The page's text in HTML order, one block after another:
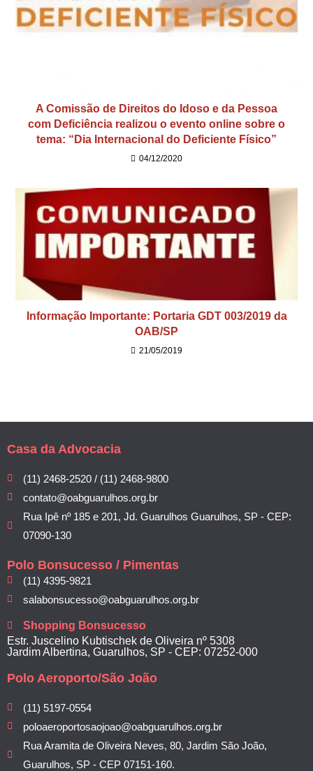
A Comissão de Direitos do Idoso e da Pessoa
com Deficiência realizou o evento online sobre o
tema: “Dia Internacional do Deficiente Físico”
04/12/2020
Informação Importante: Portaria GDT 003/2019 da
OAB/SP
21/05/2019
Casa da Advocacia
(11) 2468-2520 / (11) 2468-9800
contato@oabguarulhos.org.br
Rua Ipê nº 185 e 201, Jd. Guarulhos Guarulhos, SP - CEP:
07090-130
Polo Bonsucesso / Pimentas
(11) 4395-9821
salabonsucesso@oabguarulhos.org.br
Shopping Bonsucesso
Estr. Juscelino Kubtischek de Oliveira nº 5308
Jardim Albertina, Guarulhos, SP - CEP: 07252-000
Polo Aeroporto/São João
(11) 5197-0554
poloaeroportosaojoao@oabguarulhos.org.br
Rua Aramita de Oliveira Neves, 80, Jardim São João,
Guarulhos, SP - CEP 07151-160.